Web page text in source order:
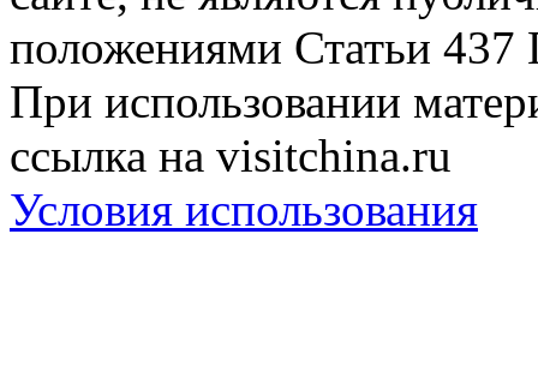
положениями Статьи 437
При использовании
ссылка на visitchina.ru
Условия использования